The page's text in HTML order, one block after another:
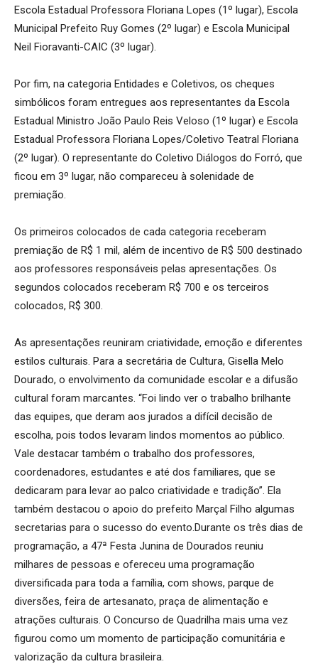
Escola Estadual Professora Floriana Lopes (1º lugar), Escola
Municipal Prefeito Ruy Gomes (2º lugar) e Escola Municipal
Neil Fioravanti-CAIC (3º lugar).
Por fim, na categoria Entidades e Coletivos, os cheques
simbólicos foram entregues aos representantes da Escola
Estadual Ministro João Paulo Reis Veloso (1º lugar) e Escola
Estadual Professora Floriana Lopes/Coletivo Teatral Floriana
(2º lugar). O representante do Coletivo Diálogos do Forró, que
ficou em 3º lugar, não compareceu à solenidade de
premiação.
Os primeiros colocados de cada categoria receberam
premiação de R$ 1 mil, além de incentivo de R$ 500 destinado
aos professores responsáveis pelas apresentações. Os
segundos colocados receberam R$ 700 e os terceiros
colocados, R$ 300.
As apresentações reuniram criatividade, emoção e diferentes
estilos culturais. Para a secretária de Cultura, Gisella Melo
Dourado, o envolvimento da comunidade escolar e a difusão
cultural foram marcantes. “Foi lindo ver o trabalho brilhante
das equipes, que deram aos jurados a difícil decisão de
escolha, pois todos levaram lindos momentos ao público.
Vale destacar também o trabalho dos professores,
coordenadores, estudantes e até dos familiares, que se
dedicaram para levar ao palco criatividade e tradição”. Ela
também destacou o apoio do prefeito Marçal Filho algumas
secretarias para o sucesso do evento.Durante os três dias de
programação, a 47ª Festa Junina de Dourados reuniu
milhares de pessoas e ofereceu uma programação
diversificada para toda a família, com shows, parque de
diversões, feira de artesanato, praça de alimentação e
atrações culturais. O Concurso de Quadrilha mais uma vez
figurou como um momento de participação comunitária e
valorização da cultura brasileira.